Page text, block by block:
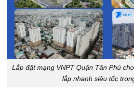
Lắp đặt mạng VNPT Quận Tân Phú
lắp nhanh siêu tốc